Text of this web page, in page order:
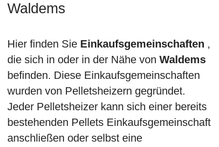
Waldems
Hier finden Sie Einkaufsgemeinschaften ,
die sich in oder in der Nähe von Waldems
befinden. Diese Einkaufsgemeinschaften
wurden von Pelletsheizern gegründet.
Jeder Pelletsheizer kann sich einer bereits
bestehenden Pellets Einkaufsgemeinschaft
anschließen oder selbst eine